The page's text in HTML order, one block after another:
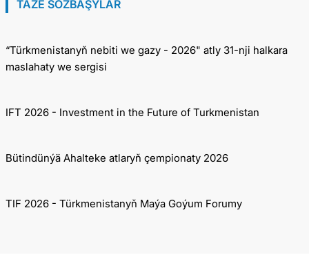
TÄZE SÖZBAŞYLAR
“Türkmenistanyň nebiti we gazy - 2026" atly 31-nji halkara
maslahaty we sergisi
IFT 2026 - Investment in the Future of Turkmenistan
Bütindünýä Ahalteke atlaryň çempionaty 2026
TIF 2026 - Türkmenistanyň Maýa Goýum Forumy